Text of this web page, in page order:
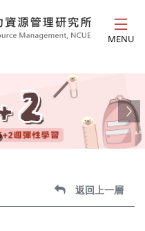
MENU
返回上一層